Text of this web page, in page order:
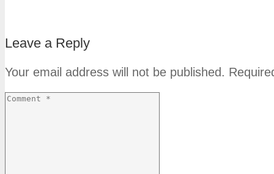
Leave a Reply
Your email address will not be published.